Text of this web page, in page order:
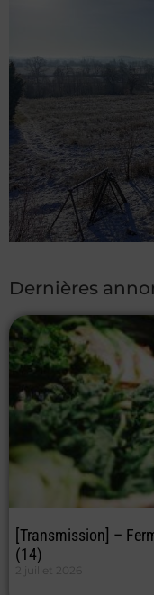
Dernières
[Transmission] –
(14)
2 juillet 2026